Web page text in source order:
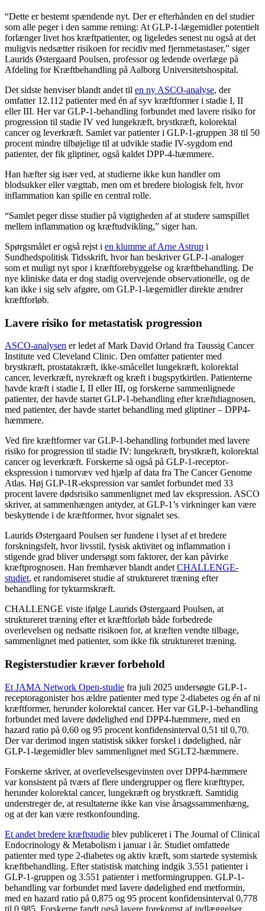
“Dette er bestemt spændende nyt. Der er efterhånden en del studier
som alle peger i den samme retning: At GLP-1-lægemidler potentielt
forlænger livet hos kræftpatienter, og ligeledes senest nu også at det
muligvis nedsætter risikoen for recidiv med fjernmetastaser,” siger
Laurids Østergaard Poulsen, professor og ledende overlæge på
Afdeling for Kræftbehandling på Aalborg Universitetshospital.
Det sidste henviser blandt andet til en ny ASCO-analyse, der
omfatter 12.112 patienter med én af syv kræftformer i stadie I, II
eller III. Her var GLP-1-behandling forbundet med lavere risiko for
progression til stadie IV ved lungekræft, brystkræft, kolorektal
cancer og leverkræft. Samlet var patienter i GLP-1-gruppen 38 til 50
procent mindre tilbøjelige til at udvikle stadie IV-sygdom end
patienter, der fik gliptiner, også kaldet DPP-4-hæmmere.
Han hæfter sig især ved, at studierne ikke kun handler om
blodsukker eller vægttab, men om et bredere biologisk felt, hvor
inflammation kan spille en central rolle.
“Samlet peger disse studier på vigtigheden af at studere samspillet
mellem inflammation og kræftudvikling,” siger han.
Spørgsmålet er også rejst i en klumme af Arne Astrup i
Sundhedspolitisk Tidsskrift, hvor han beskriver GLP-1-analoger
som et muligt nyt spor i kræftforebyggelse og kræftbehandling. De
nye kliniske data er dog stadig overvejende observationelle, og de
kan ikke i sig selv afgøre, om GLP-1-lægemidler direkte ændrer
kræftforløb.
Lavere risiko for metastatisk progression
ASCO-analysen er ledet af Mark David Orland fra Taussig Cancer
Institute ved Cleveland Clinic. Den omfatter patienter med
brystkræft, prostatakræft, ikke-småcellet lungekræft, kolorektal
cancer, leverkræft, nyrekræft og kræft i bugspytkirtlen. Patienterne
havde kræft i stadie I, II eller III, og forskerne sammenlignede
patienter, der havde startet GLP-1-behandling efter kræftdiagnosen,
med patienter, der havde startet behandling med gliptiner – DPP4-
hæmmere.
Ved fire kræftformer var GLP-1-behandling forbundet med lavere
risiko for progression til stadie IV: lungekræft, brystkræft, kolorektal
cancer og leverkræft. Forskerne så også på GLP-1-receptor-
ekspression i tumorvæv ved hjælp af data fra The Cancer Genome
Atlas. Høj GLP-1R-ekspression var samlet forbundet med 33
procent lavere dødsrisiko sammenlignet med lav ekspression. ASCO
skriver, at sammenhængen antyder, at GLP-1’s virkninger kan være
beskyttende i de kræftformer, hvor signalet ses.
Laurids Østergaard Poulsen ser fundene i lyset af et bredere
forskningsfelt, hvor livsstil, fysisk aktivitet og inflammation i
stigende grad bliver undersøgt som faktorer, der kan påvirke
kræftprognosen. Han fremhæver blandt andetCHALLENGE-
studiet, et randomiseret studie af struktureret træning efter
behandling for tyktarmskræft.
CHALLENGE viste ifølge Laurids Østergaard Poulsen, at
struktureret træning efter et kræftforløb både forbedrede
overlevelsen og nedsatte risikoen for, at kræften vendte tilbage,
sammenlignet med patienter, som ikke fik struktureret træning.
Registerstudier kræver forbehold
Et JAMA Network Open-studie fra juli 2025 undersøgte GLP-1-
receptoragonister hos ældre patienter med type 2-diabetes og én af ni
kræftformer, herunder kolorektal cancer. Her var GLP-1-behandling
forbundet med lavere dødelighed end DPP4-hæmmere, med en
hazard ratio på 0,60 og 95 procent konfidensinterval 0,51 til 0,70.
Der var derimod ingen statistisk sikker forskel i dødelighed, når
GLP-1-lægemidler blev sammenlignet med SGLT2-hæmmere.
Forskerne skriver, at overlevelsesgevinsten over DPP4-hæmmere
var konsistent på tværs af flere undergrupper og flere kræfttyper,
herunder kolorektal cancer, lungekræft og brystkræft. Samtidig
understreger de, at resultaterne ikke kan vise årsagssammenhæng,
og at der kan være restkonfounding.
Et andet bredere kræftstudie blev publiceret i The Journal of Clinical
Endocrinology & Metabolism i januar i år. Studiet omfattede
patienter med type 2-diabetes og aktiv kræft, som startede systemisk
kræftbehandling. Efter statistisk matching indgik 3.551 patienter i
GLP-1-gruppen og 3.551 patienter i metformingruppen. GLP-1-
behandling var forbundet med lavere dødelighed end metformin,
med en hazard ratio på 0,875 og 95 procent konfidensinterval 0,778
til 0,985. Forskerne fandt også lavere forekomst af indlæggelser,